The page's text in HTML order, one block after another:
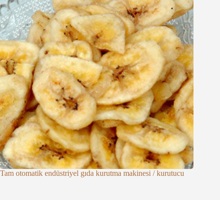
Tam otomatik endüstriyel gıda kurutma makinesi / kurutucu